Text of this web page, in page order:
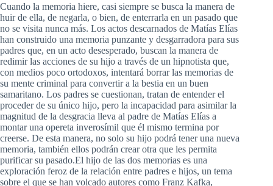
Cuando la memoria hiere, casi siempre se busca la manera de
huir de ella, de negarla, o bien, de enterrarla en un pasado que
no se visita nunca más. Los actos descarnados de Matías Elías
han construido una memoria punzante y desgarradora para sus
padres que, en un acto desesperado, buscan la manera de
redimir las acciones de su hijo a través de un hipnotista que,
con medios poco ortodoxos, intentará borrar las memorias de
su mente criminal para convertir a la bestia en un buen
samaritano. Los padres se cuestionan, tratan de entender el
proceder de su único hijo, pero la incapacidad para asimilar la
magnitud de la desgracia lleva al padre de Matías Elías a
montar una opereta inverosímil que él mismo termina por
creerse. De esta manera, no solo su hijo podrá tener una nueva
memoria, también ellos podrán crear otra que les permita
purificar su pasado.El hijo de las dos memorias es una
exploración feroz de la relación entre padres e hijos, un tema
sobre el que se han volcado autores como Franz Kafka,